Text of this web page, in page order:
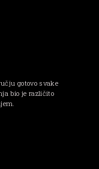
gotovo svake
bio je različito